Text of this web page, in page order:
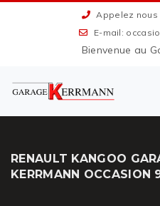
Appelez nous
E-mail:
Bienvenue au
RENAULT KANGOO
KERRMANN OCCASION